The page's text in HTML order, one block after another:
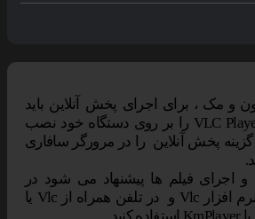
و مک ، برای اجرای پخش آنلاین باید
نرم افزار VLC Player را بر روی دستگاه خود نصب
پخش آنلاین را در مرورگر سافاری
و اجرای فیلم ها پیشنهاد می شود در
کامپیوتر از نرم افزار Vlc و در تلفن همراه از Vlc یا